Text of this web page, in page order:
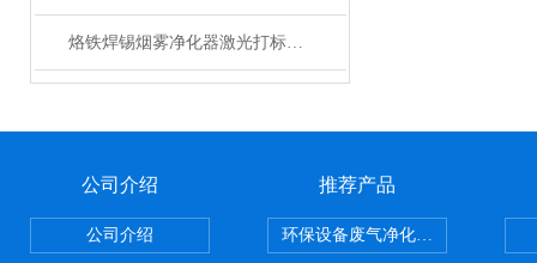
烙铁焊锡烟雾净化器激光打标除尘器小型移动式烟雾净化器
公司介绍
公司介绍
推荐产品
环保设备废气净化处理设备